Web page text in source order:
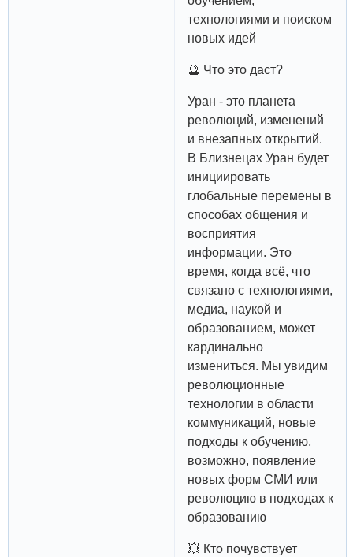
технологиями и поиском
новых идей
🔮 Что это даст?
Уран - это планета
революций, изменений
и внезапных открытий.
В Близнецах Уран будет
инициировать
глобальные перемены в
способах общения и
восприятия
информации. Это
время, когда всё, что
связано с технологиями,
медиа, наукой и
образованием, может
кардинально
измениться. Мы увидим
революционные
технологии в области
коммуникаций, новые
подходы к обучению,
возможно, появление
новых форм СМИ или
революцию в подходах к
образованию
💥 Кто почувствует